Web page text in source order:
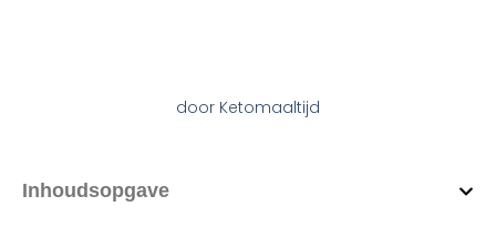
doorKetomaaltijd
Inhoudsopgave